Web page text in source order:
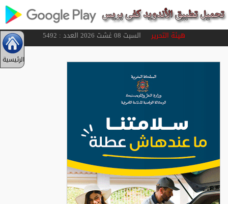
هيئة التحريرالسبت 08 غشت 2026 العدد : 5492
الرئيسية